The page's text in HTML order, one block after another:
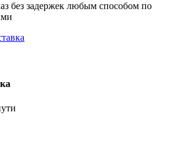
без задержек любым способом по